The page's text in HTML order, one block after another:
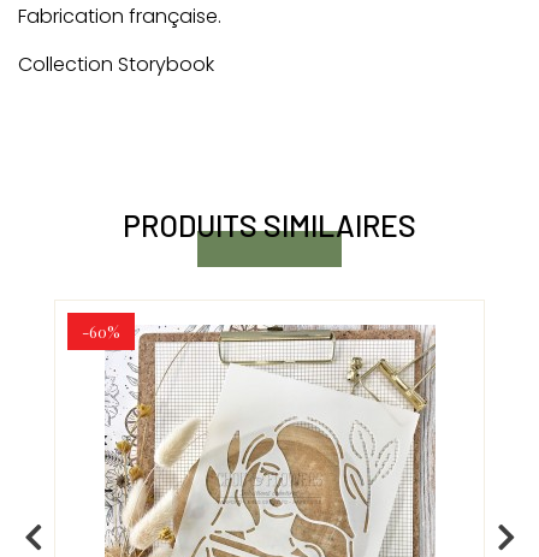
Fabrication française.
Collection Storybook
PRODUITS SIMILAIRES
-60%